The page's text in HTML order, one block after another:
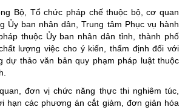
Bộ, Tổ chức pháp chế thuộc bộ, cơ quan
Ủy ban nhân dân, Trung tâm Phục vụ hành
thuộc Ủy ban nhân dân tỉnh, thành phố
lượng việc cho ý kiến, thẩm định đối với
dự thảo văn bản quy phạm pháp luật thuộc
đơn vị chức năng thực thi nghiêm túc,
hạn các phương án cắt giảm, đơn giản hóa